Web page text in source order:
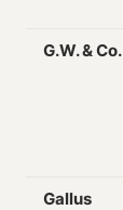
G.W. & Co.
Gallus